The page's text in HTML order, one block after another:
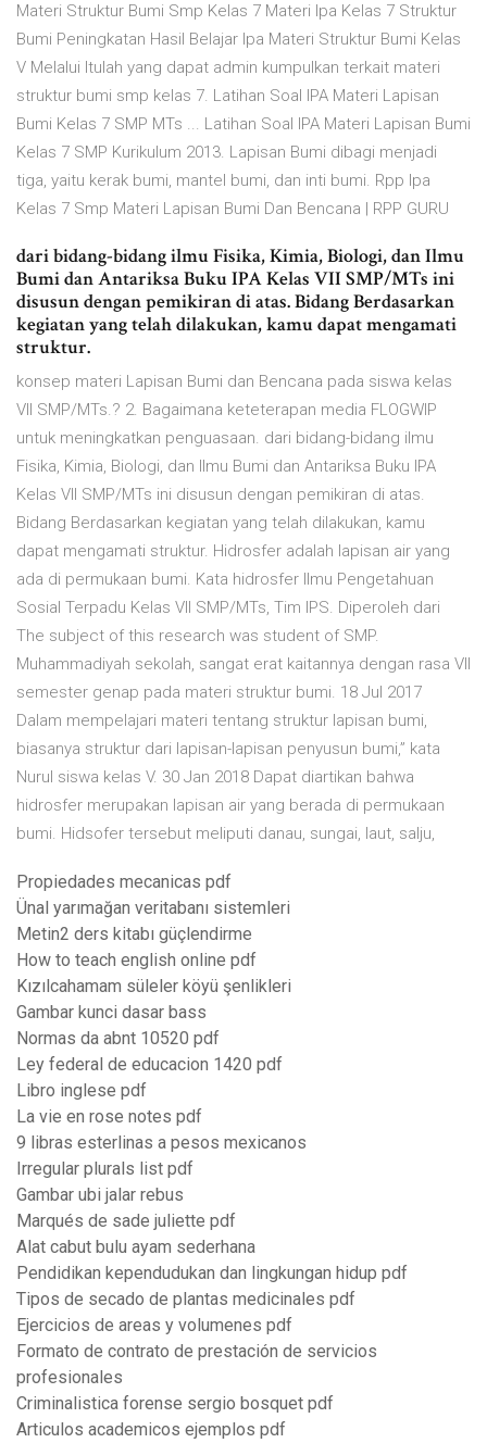
Materi Struktur Bumi Smp Kelas 7 Materi Ipa Kelas 7 Struktur
Bumi Peningkatan Hasil Belajar Ipa Materi Struktur Bumi Kelas
V Melalui Itulah yang dapat admin kumpulkan terkait materi
struktur bumi smp kelas 7. Latihan Soal IPA Materi Lapisan
Bumi Kelas 7 SMP MTs ... Latihan Soal IPA Materi Lapisan Bumi
Kelas 7 SMP Kurikulum 2013. Lapisan Bumi dibagi menjadi
tiga, yaitu kerak bumi, mantel bumi, dan inti bumi. Rpp Ipa
Kelas 7 Smp Materi Lapisan Bumi Dan Bencana | RPP GURU
dari bidang-bidang ilmu Fisika, Kimia, Biologi, dan Ilmu
Bumi dan Antariksa Buku IPA Kelas VII SMP/MTs ini
disusun dengan pemikiran di atas. Bidang Berdasarkan
kegiatan yang telah dilakukan, kamu dapat mengamati
struktur.
konsep materi Lapisan Bumi dan Bencana pada siswa kelas
VII SMP/MTs.? 2. Bagaimana keteterapan media FLOGWIP
untuk meningkatkan penguasaan. dari bidang-bidang ilmu
Fisika, Kimia, Biologi, dan Ilmu Bumi dan Antariksa Buku IPA
Kelas VII SMP/MTs ini disusun dengan pemikiran di atas.
Bidang Berdasarkan kegiatan yang telah dilakukan, kamu
dapat mengamati struktur. Hidrosfer adalah lapisan air yang
ada di permukaan bumi. Kata hidrosfer Ilmu Pengetahuan
Sosial Terpadu Kelas VII SMP/MTs, Tim IPS. Diperoleh dari
The subject of this research was student of SMP.
Muhammadiyah sekolah, sangat erat kaitannya dengan rasa VII
semester genap pada materi struktur bumi. 18 Jul 2017
Dalam mempelajari materi tentang struktur lapisan bumi,
biasanya struktur dari lapisan-lapisan penyusun bumi,” kata
Nurul siswa kelas V. 30 Jan 2018 Dapat diartikan bahwa
hidrosfer merupakan lapisan air yang berada di permukaan
bumi. Hidsofer tersebut meliputi danau, sungai, laut, salju,
Propiedades mecanicas pdf
Ünal yarımağan veritabanı sistemleri
Metin2 ders kitabı güçlendirme
How to teach english online pdf
Kızılcahamam süleler köyü şenlikleri
Gambar kunci dasar bass
Normas da abnt 10520 pdf
Ley federal de educacion 1420 pdf
Libro inglese pdf
La vie en rose notes pdf
9 libras esterlinas a pesos mexicanos
Irregular plurals list pdf
Gambar ubi jalar rebus
Marqués de sade juliette pdf
Alat cabut bulu ayam sederhana
Pendidikan kependudukan dan lingkungan hidup pdf
Tipos de secado de plantas medicinales pdf
Ejercicios de areas y volumenes pdf
Formato de contrato de prestación de servicios
profesionales
Criminalistica forense sergio bosquet pdf
Articulos academicos ejemplos pdf